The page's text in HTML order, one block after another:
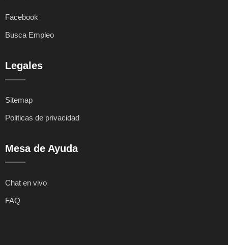
Facebook
Busca Empleo
Legales
Sitemap
Politicas de privacidad
Mesa de Ayuda
Chat en vivo
FAQ